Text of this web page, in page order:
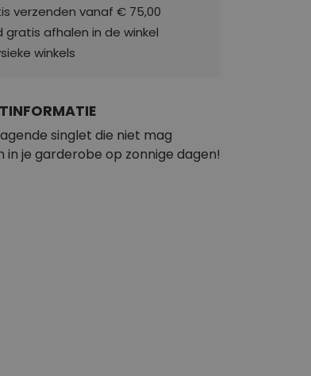
verzenden vanaf € 75,00
gratis afhalen in de winkel
winkels
singlet die niet mag
in je garderobe op zonnige dagen!